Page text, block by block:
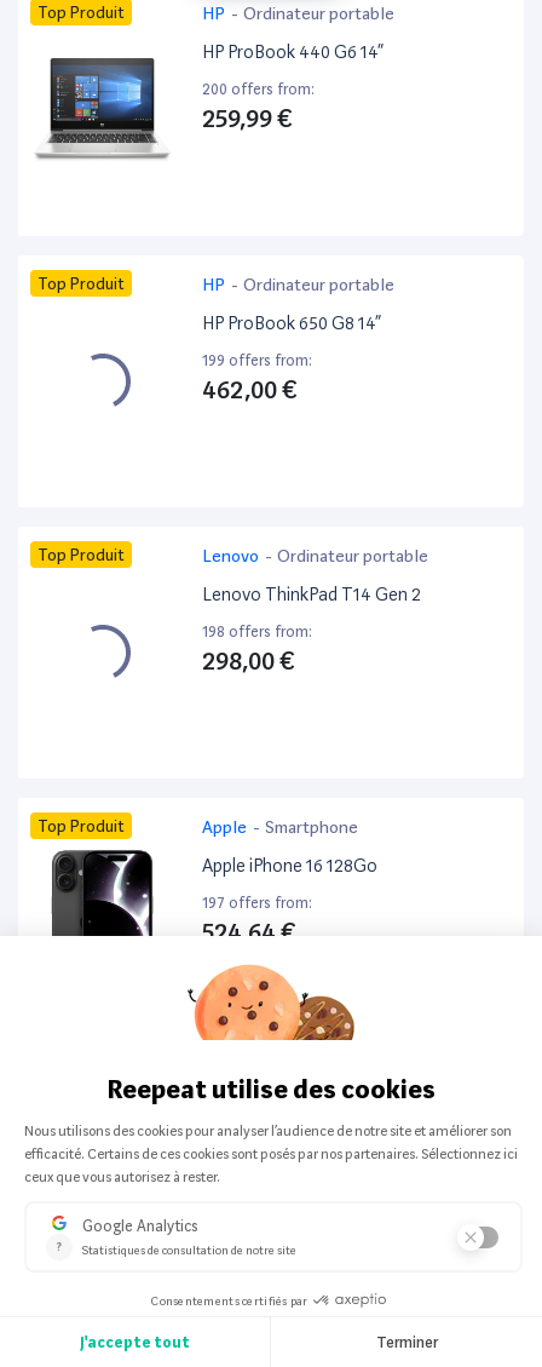
Top Produit HP - Ordinateur portable
HP ProBook 440 G6 14”
200 offers from:
259,99 €
Top Produit HP - Ordinateur portable
HP ProBook 650 G8 14”
199 offers from:
462,00 €
Top Produit Lenovo - Ordinateur portable
Lenovo ThinkPad T14 Gen 2
198 offers from:
298,00 €
Top Produit Apple - Smartphone
Apple iPhone 16 128Go
197 offers from:
524,64 €
Top Produit Apple- Tout en un
Apple MacBook Pro 13” (2017) 512Go
197 offers from: